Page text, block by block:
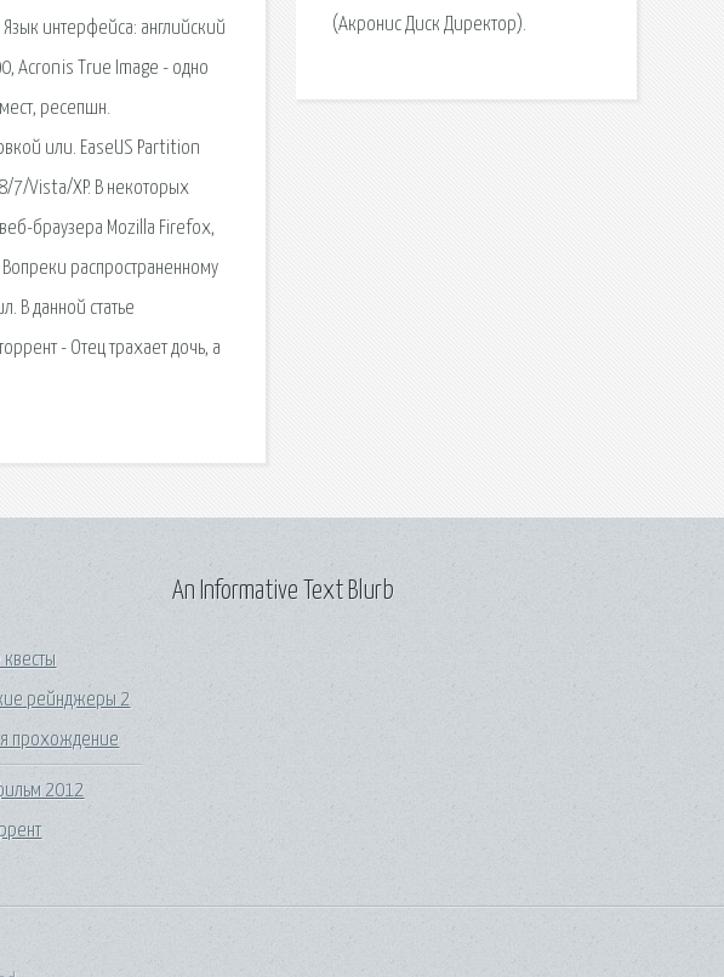
интерфейса: английский
Acronis True Image - одно
ресепшн.
или. EaseUS Partition
Vista/XP. В некоторых
браузера Mozilla Firefox,
распространенному
В данной статье
- Отец трахает дочь, а
(Акронис Диск Директор).
квесты
рейнджеры 2
прохождение
2012
An Informative Text Blurb